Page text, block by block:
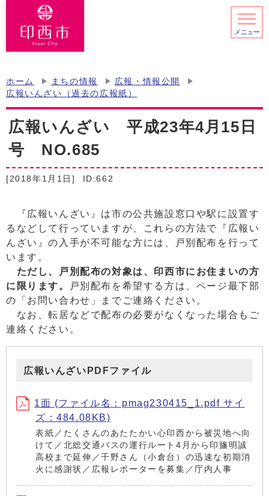
メニュー
ホーム まちの情報
広報・情報公開
広報いんざい（過去の広報紙）
広報いんざい 平成23年4月15日
号 NO.685
[2018年1月1日] ID:662
『広報いんざい』は市の公共施設窓口や駅に設置す
るなどして行っていますが、これらの方法で『広報い
んざい』の入手が不可能な方には、戸別配布を行って
います。
ただし、戸別配布の対象は、印西市にお住まいの方
に限ります。
戸別配布を希望する方は、ページ最下部
の「お問い合わせ」までご連絡ください。
なお、転居などで配布の必要がなくなった場合もご
連絡ください。
広報いんざいPDFファイル
1面 (ファイル名：pmag230415_1.pdf サイ
ズ：484.08KB)
表紙／たくさんのあたたかい心印西から被災地へ向
けて／北総交通バスの運行ルート4月から印旛明誠
高校まで延伸／千野さん（小倉台）の迅速な初期消
火に感謝状／広報レポーターを募集／庁内人事